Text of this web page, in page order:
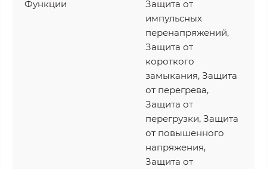
Функции
Защита от
импульсных
перенапряжений,
Защита от
короткого
замыкания, Защита
от перегрева,
Защита от
перегрузки, Защита
от повышенного
напряжения,
Защита от